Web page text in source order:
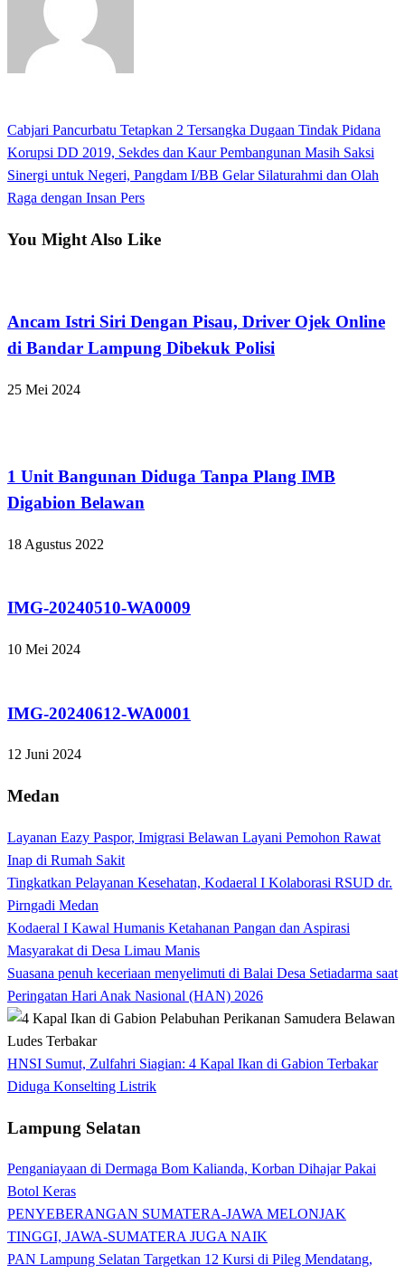
Navigasi
pos
Previous
Post
Cabjari Pancurbatu Tetapkan 2 Tersangka Dugaan Tindak Pidana
Korupsi DD 2019, Sekdes dan Kaur Pembangunan Masih Saksi
Next
Post
Sinergi untuk Negeri, Pangdam I/BB Gelar Silaturahmi dan Olah
Raga dengan Insan Pers
You Might Also Like
Ancam Istri Siri Dengan Pisau, Driver Ojek Online
di Bandar Lampung Dibekuk Polisi
25 Mei 2024
1 Unit Bangunan Diduga Tanpa Plang IMB
Digabion Belawan
18 Agustus 2022
IMG-20240510-WA0009
10 Mei 2024
IMG-20240612-WA0001
12 Juni 2024
Medan
Layanan Eazy Paspor, Imigrasi Belawan Layani Pemohon Rawat
Inap di Rumah Sakit
Tingkatkan Pelayanan Kesehatan, Kodaeral I Kolaborasi RSUD dr.
Pirngadi Medan‎
Kodaeral I Kawal Humanis Ketahanan Pangan dan Aspirasi
Masyarakat di Desa Limau Manis
Suasana penuh keceriaan menyelimuti di Balai Desa Setiadarma saat
Peringatan Hari Anak Nasional (HAN) 2026
HNSI Sumut, Zulfahri Siagian: 4 Kapal Ikan di Gabion Terbakar
Diduga Konselting Listrik
Lampung Selatan
Penganiayaan di Dermaga Bom Kalianda, Korban Dihajar Pakai
Botol Keras
PENYEBERANGAN SUMATERA-JAWA MELONJAK
TINGGI, JAWA-SUMATERA JUGA NAIK
PAN Lampung Selatan Targetkan 12 Kursi di Pileg Mendatang,